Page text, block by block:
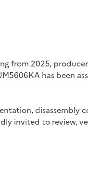
from 2025,
has been
disassembly
invited to review,